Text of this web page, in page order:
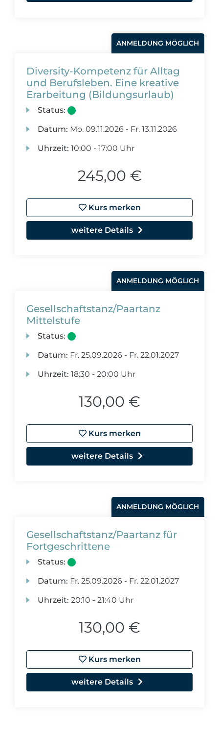
ANMELDUNG MÖGLICH
Diversity-Kompetenz für Alltag
und Berufsleben. Eine kreative
Erarbeitung (Bildungsurlaub)
Status:
Datum: Mo. 09.11.2026 - Fr. 13.11.2026
Uhrzeit: 10:00 - 17:00 Uhr
245,00 €
Kurs merken
weitere Details
ANMELDUNG MÖGLICH
Gesellschaftstanz/Paartanz
Mittelstufe
Status:
Datum: Fr. 25.09.2026 - Fr. 22.01.2027
Uhrzeit: 18:30 - 20:00 Uhr
130,00 €
Kurs merken
weitere Details
ANMELDUNG MÖGLICH
Gesellschaftstanz/Paartanz für
Fortgeschrittene
Status:
Datum: Fr. 25.09.2026 - Fr. 22.01.2027
Uhrzeit: 20:10 - 21:40 Uhr
130,00 €
Kurs merken
weitere Details